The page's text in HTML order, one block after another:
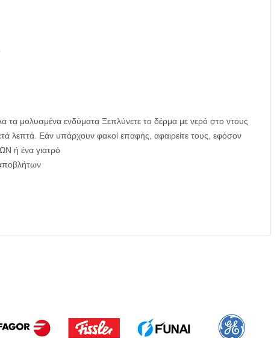
τα μολυσμένα ενδύματα Ξεπλύνετε το δέρμα με νερό στο ντους
λεπτά. Εάν υπάρχουν φακοί επαφής, αφαιρείτε τους, εφόσον
ή ένα γιατρό